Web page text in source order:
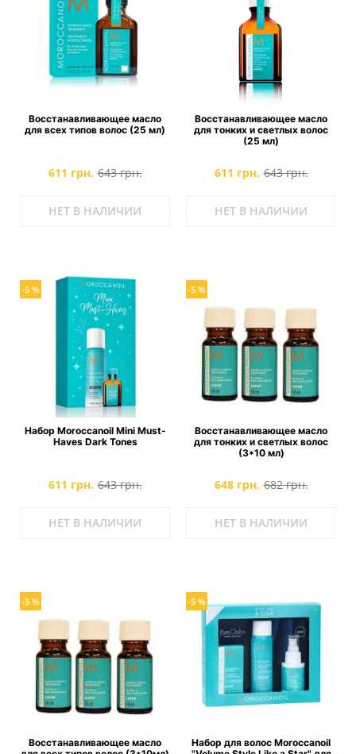
Восстанавливающее масло
для всех типов волос (25 мл)
611 грн. 643 грн.
НЕТ В НАЛИЧИИ
Восстанавливающее масло
для тонких и светлых волос
(25 мл)
611 грн. 643 грн.
НЕТ В НАЛИЧИИ
-5 %
Набор Moroccanoil Mini Must-
Haves Dark Tones
611 грн. 643 грн.
НЕТ В НАЛИЧИИ
-5 %
Восстанавливающее масло
для тонких и светлых волос
(3*10 мл)
648 грн. 682 грн.
НЕТ В НАЛИЧИИ
-5 %
Восстанавливающее масло
-5 %
Набор для волос Moroccanoil